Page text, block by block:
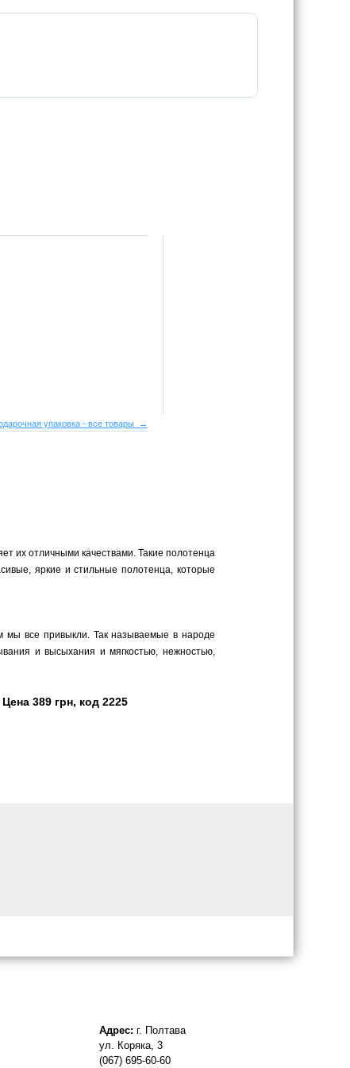
упаковка - все товары →
их отличными качествами. Такие полотенца
яркие и стильные полотенца, которые
мы все привыкли. Так называемые в народе
и высыхания и мягкостью, нежностью,
389 грн, код 2225
Адрес: г. Полтава
ул. Коряка, 3
(067) 695-60-60